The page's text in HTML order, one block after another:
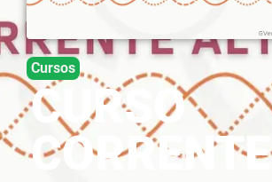
Cursos
CURSO
CORRENTE